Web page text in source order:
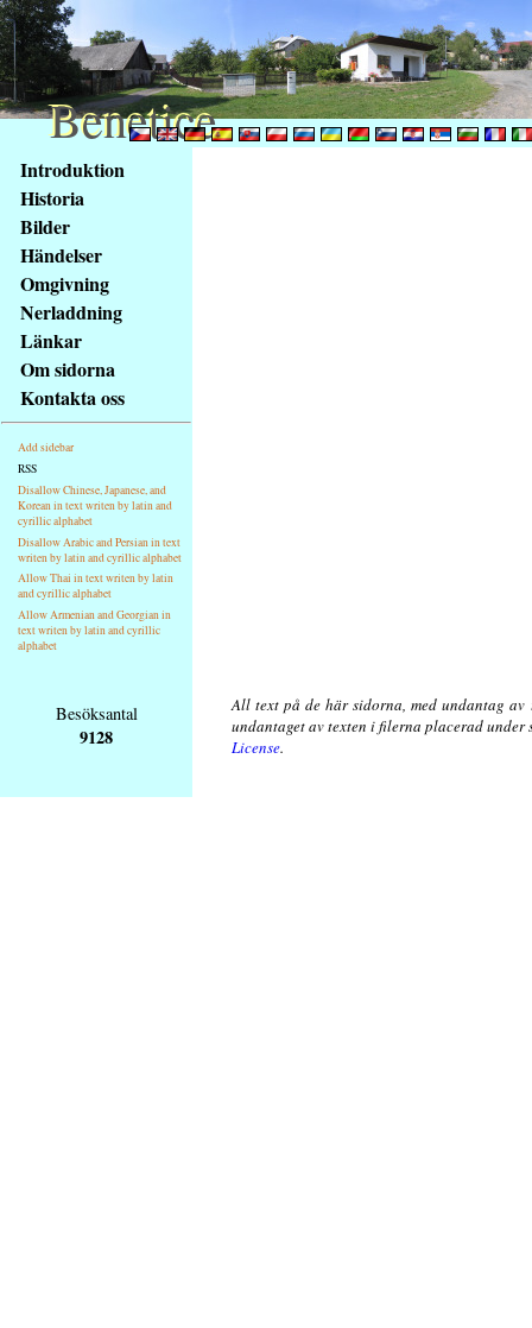
obsah
stránky
Klávesové
zkratky
tomto
webu
základní
Hlavní
strana
Introduktion
Historia
Bilder
Händelser
Omgivning
Nerladdning
Länkar
Om sidorna
Kontakta oss
Add sidebar
RSS
Disallow Chinese, Japanese, and
Korean in text writen by latin and
cyrillic alphabet
Disallow Arabic and Persian in text
writen by latin and cyrillic alphabet
Allow Thai in text writen by latin
and cyrillic alphabet
Allow Armenian and Georgian in
text writen by latin and cyrillic
alphabet
Besöksantal
9128
All text på de här sidorna, med undantag av
undantaget av texten i filerna placerad
License.
Benetice
Benetice